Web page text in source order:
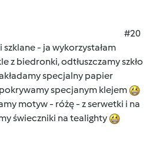
#20
- ja wykorzystałam
z biedronki, odtłuszczamy szkło
specjalny papier
specjanym klejem
motyw - różę - z serwetki i na
świeczniki na tealighty